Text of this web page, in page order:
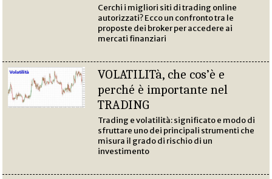
Cerchi i migliori siti di trading online
autorizzati? Ecco un confronto tra le
proposte dei broker per accedere ai
mercati finanziari
VOLATILITà, che cos’è e
perché è importante nel
TRADING
Trading e volatilità: significato e modo di
sfruttare uno dei principali strumenti che
misura il grado di rischio di un
investimento